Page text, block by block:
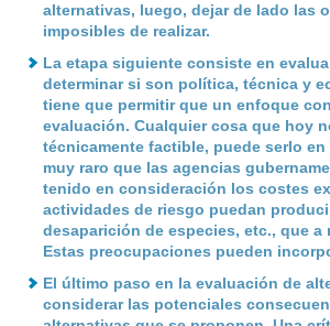
alternativas, luego, dejar de lado las
imposibles de realizar.
La etapa siguiente consiste en
determinar si son política, técnica y
tiene que permitir que un enfoque
evaluación. Cualquier cosa que hoy
técnicamente factible, puede serlo
muy raro que las agencias
tenido en consideración los costes
actividades de riesgo puedan
desaparición de especies, etc., que
Estas preocupaciones pueden
El último paso en la evaluación de
considerar las potenciales